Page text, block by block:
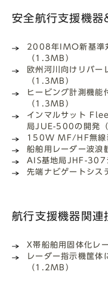
安全航行支援機器
2008年IMO新基準
（1.3MB）
欧州河川向けリバ
（1.3MB）
ヒービング計測機能
（1.3MB）
インマルサット
局JUE-500の開発
150W MF/HF無線
船舶用レーダー波浪
AIS基地局JHF-307
先端ナビゲートシス
航行支援機器関連
X帯船舶用固体化レ
レーダー指示機筐体
（1.2MB）